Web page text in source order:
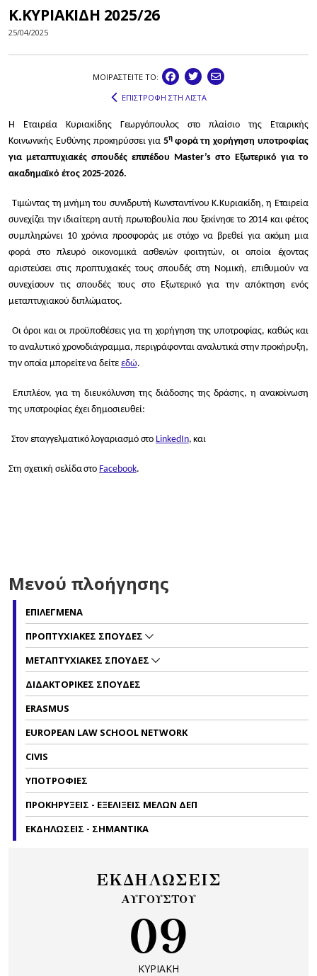
Κ.ΚΥΡΙΑΚΙΔΗ 2025/26
25/04/2025
ΜΟΙΡΑΣΤEIΤΕ ΤΟ:
ΕΠΙΣΤΡΟΦΗ ΣΤΗ ΛΙΣΤΑ
Η Εταιρεία Κυριακίδης Γεωργόπουλος στο πλαίσιο της Εταιρικής
Κοινωνικής Ευθύνης προκηρύσσει για 5ηφορά τη χορήγηση υποτροφίας
για μεταπτυχιακές σπουδές επιπέδου Master’s στο Εξωτερικό για το
ακαδημαϊκό έτος 2025-2026.
Τιμώντας τη μνήμη του συνιδρυτή Κωνσταντίνου Κ.Κυριακίδη, η Εταιρεία
συνεχίζει την ιδιαίτερη αυτή πρωτοβουλία που ξεκίνησε το 2014 και φέτος
συμπληρώνει 10 χρόνια προσφοράς με στόχο να βρεθεί για ακόμη μια
φορά στο πλευρό οικονομικά ασθενών φοιτητών, οι οποίοι έχοντας
αριστεύσει στις προπτυχιακές τους σπουδές στη Νομική, επιθυμούν να
συνεχίσουν τις σπουδές τους στο Εξωτερικό για την απόκτηση ενός
μεταπτυχιακού διπλώματος.
Οι όροι και οι προϋποθέσεις για τη χορήγηση της υποτροφίας, καθώς και
το αναλυτικό χρονοδιάγραμμα, περιγράφονται αναλυτικά στην προκήρυξη,
την οποία μπορείτε να δείτε εδώ.
Επιπλέον, για τη διευκόλυνση της διάδοσης της δράσης, η ανακοίνωση
της υποτροφίας έχει δημοσιευθεί:
Στον επαγγελματικό λογαριασμό στο LinkedIn, και
Στη σχετική σελίδα στο Facebook.
Μενού πλοήγησης
ΕΠΙΛΕΓΜΕΝΑ
ΠΡΟΠΤΥΧΙΑΚΕΣ ΣΠΟΥΔΕΣ
ΜΕΤΑΠΤΥΧΙΑΚΕΣ ΣΠΟΥΔΕΣ
ΔΙΔΑΚΤΟΡΙΚΕΣ ΣΠΟΥΔΕΣ
ERASMUS
EUROPEAN LAW SCHOOL NETWORK
CIVIS
ΥΠΟΤΡΟΦΙΕΣ
ΠΡΟΚΗΡΥΞΕΙΣ - ΕΞΕΛΙΞΕΙΣ ΜΕΛΩΝ ΔΕΠ
ΕΚΔΗΛΩΣΕΙΣ - ΣΗΜΑΝΤΙΚΑ
ΕΚΔΗΛΩΣΕΙΣ
ΑΥΓΟΥΣΤΟΥ
09
ΚΥΡΙΑΚΗ